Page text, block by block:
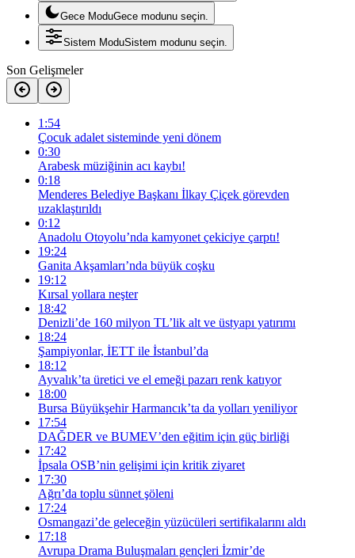
Gece ModuGece modunu seçin.
Sistem ModuSistem modunu seçin.
Son Gelişmeler
1:54
Çocuk adalet sisteminde yeni dönem
0:30
Arabesk müziğinin acı kaybı!
0:18
Menderes Belediye Başkanı İlkay Çiçek görevden
uzaklaştırıldı
0:12
Anadolu Otoyolu’nda kamyonet çekiciye çarptı!
19:24
Ganita Akşamları’nda büyük coşku
19:12
Kırsal yollara neşter
18:42
Denizli’de 160 milyon TL’lik alt ve üstyapı yatırımı
18:24
Şampiyonlar, İETT ile İstanbul’da
18:12
Ayvalık’ta üretici ve el emeği pazarı renk katıyor
18:00
Bursa Büyükşehir Harmancık’ta da yolları yeniliyor
17:54
DAĞDER ve BUMEV’den eğitim için güç birliği
17:42
İpsala OSB’nin gelişimi için kritik ziyaret
17:30
Ağrı’da toplu sünnet şöleni
17:24
Osmangazi’de geleceğin yüzücüleri sertifikalarını aldı
17:18
Avrupa Drama Buluşmaları gençleri İzmir’de